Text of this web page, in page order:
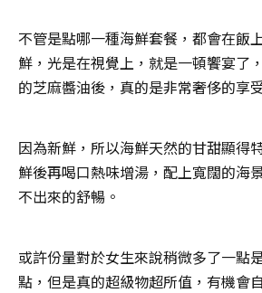
不管是點哪一種海鮮套餐，都會在飯
鮮，光是在視覺上，就是一頓饗宴了
的芝麻醬油後，真的是非常奢侈的享
因為新鮮，所以海鮮天然的甘甜顯得
鮮後再喝口熱味增湯，配上寬闊的海
不出來的舒暢。
或許份量對於女生來說稍微多了一點
點，但是真的超級物超所值，有機會